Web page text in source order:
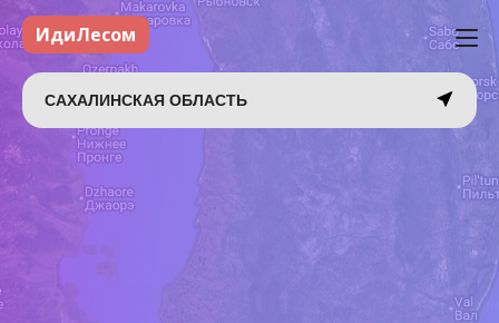
ИдиЛесом
САХАЛИНСКАЯ ОБЛАСТЬ